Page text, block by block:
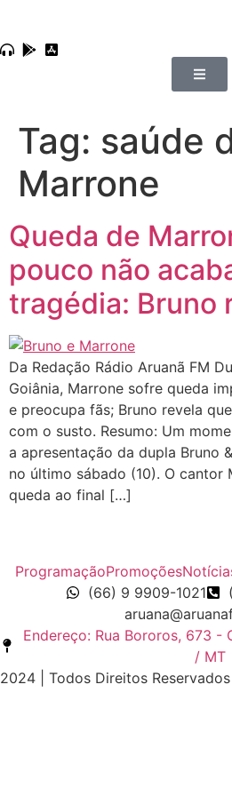
Tag: saúde
Marrone
Queda de
pouco não
tragédia: Bruno
Da Redação Rádio Aruanã FM
Goiânia, Marrone sofre queda
e preocupa fãs; Bruno revela
com o susto. Resumo: Um
a apresentação da dupla Bruno
no último sábado (10). O cantor
queda ao final […]
ProgramaçãoPromoções
(66) 9 9909-1021
Endereço: Rua Bororos, 673 -
/ MT
2024 | Todos Direitos Reservados